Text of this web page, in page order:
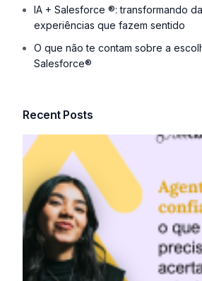
IA + Salesforce ®: transformando
experiências que fazem sentido
O que não te contam sobre a
Salesforce®
Recent Posts